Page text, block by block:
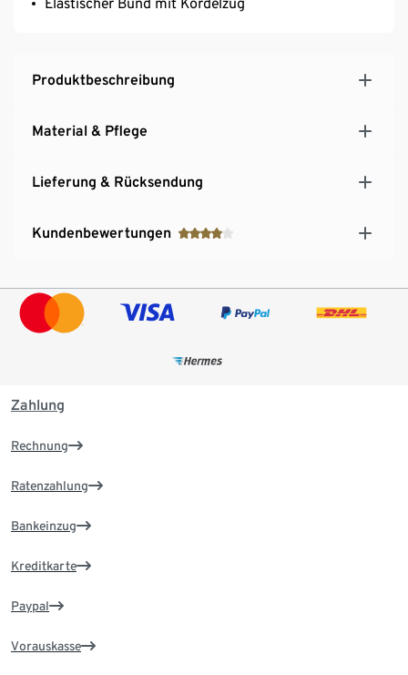
Produktbeschreibung
Material & Pflege
Lieferung & Rücksendung
Kundenbewertungen
Zahlung
Rechnung
Ratenzahlung
Bankeinzug
Kreditkarte
Paypal
Vorauskasse